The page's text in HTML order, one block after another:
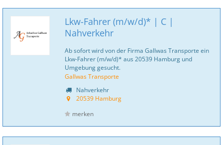
Lkw-Fahrer (m/w/d)* | C |
Nahverkehr
Ab sofort wird von der Firma Gallwas Transporte ein
Lkw-Fahrer (m/w/d)* aus 20539 Hamburg und
Umgebung gesucht.
Gallwas Transporte
Nahverkehr
20539 Hamburg
merken